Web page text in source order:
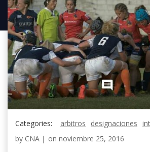
Categories: arbitros designaciones
by CNA | on noviembre 25, 2016